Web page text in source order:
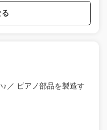
／ ピアノ部品を製造す